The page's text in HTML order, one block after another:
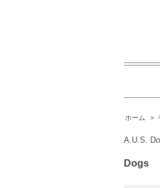
ホーム >
A.U.S.
Dogs